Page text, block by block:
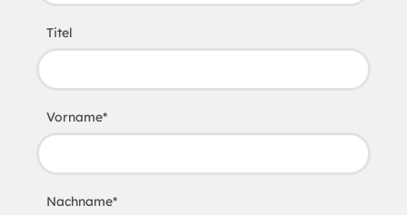
Titel
Vorname*
Nachname*